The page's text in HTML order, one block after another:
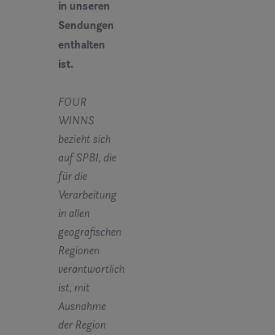
in unseren
Sendungen
enthalten
ist.
FOUR
WINNS
bezieht sich
auf SPBI, die
für die
Verarbeitung
in allen
geografischen
Regionen
verantwortlich
ist, mit
Ausnahme
der Region